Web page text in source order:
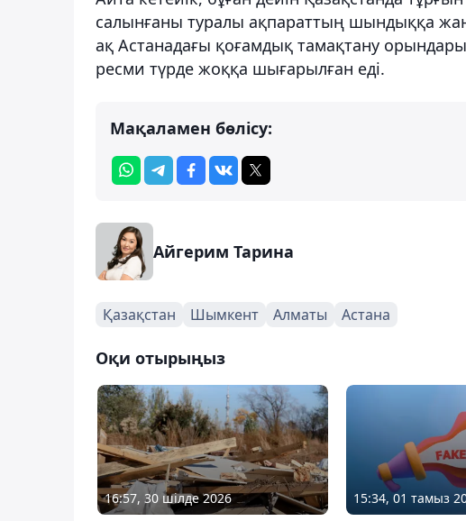
салынғаны туралы ақпараттың шындыққа
ақ Астанадағы қоғамдық тамақтану
ресми түрде жоққа шығарылған еді.
Мақаламен бөлісу:
Айгерим Тарина
Қазақстан Шымкент Алматы Астана
Оқи отырыңыз
16:57, 30 шілде 2026 15:34, 01 тамыз